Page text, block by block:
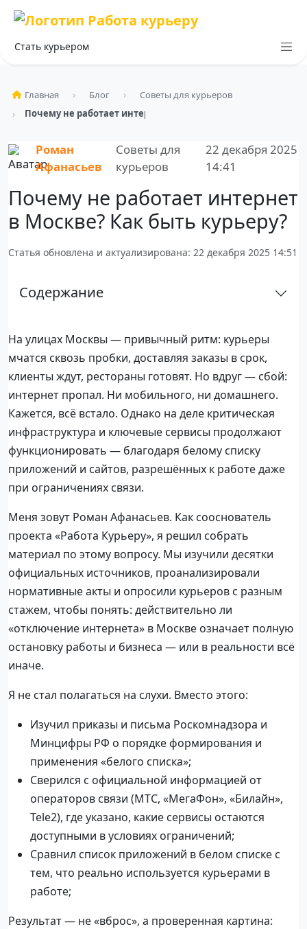
Стать курьером
Главная Блог
Советы для курьеров
Почему не работает интернет в Москве? Как быть ку…
Роман
Афанасьев
Советы для
курьеров
22 декабря 2025
14:41
Почему не работает интернет
в Москве? Как быть курьеру?
Статья обновлена и актуализирована: 22 декабря 2025 14:51
Содержание
На улицах Москвы — привычный ритм: курьеры
мчатся сквозь пробки, доставляя заказы в срок,
клиенты ждут, рестораны готовят. Но вдруг — сбой:
интернет пропал. Ни мобильного, ни домашнего.
Кажется, всё встало. Однако на деле критическая
инфраструктура и ключевые сервисы продолжают
функционировать — благодаря белому списку
приложений и сайтов, разрешённых к работе даже
при ограничениях связи.
Меня зовут Роман Афанасьев. Как сооснователь
проекта «Работа Курьеру», я решил собрать
материал по этому вопросу. Мы изучили десятки
официальных источников, проанализировали
нормативные акты и опросили курьеров с разным
стажем, чтобы понять: действительно ли
«отключение интернета» в Москве означает полную
остановку работы и бизнеса — или в реальности всё
иначе.
Я не стал полагаться на слухи. Вместо этого:
Изучил приказы и письма Роскомнадзора и
Минцифры РФ о порядке формирования и
применения «белого списка»;
Сверился с официальной информацией от
операторов связи (МТС, «МегаФон», «Билайн»,
Tele2), где указано, какие сервисы остаются
доступными в условиях ограничений;
Сравнил список приложений в белом списке с
тем, что реально используется курьерами в
работе;
Результат — не «вброс», а проверенная картина: